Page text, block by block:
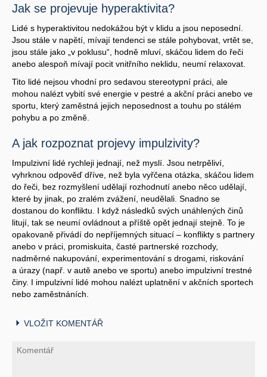
Jak se projevuje hyperaktivita?
Lidé s hyperaktivitou nedokážou být v klidu a jsou neposední.
Jsou stále v napětí, mívají tendenci se stále pohybovat, vrtět se,
jsou stále jako „v poklusu“, hodně mluví, skáčou lidem do řeči
anebo alespoň mívají pocit vnitřního neklidu, neumí relaxovat.
Tito lidé nejsou vhodní pro sedavou stereotypní práci, ale
mohou nalézt vybití své energie v pestré a akční práci anebo ve
sportu, který zaměstná jejich neposednost a touhu po stálém
pohybu a po změně.
A jak rozpoznat projevy impulzivity?
Impulzivní lidé rychleji jednají, než myslí. Jsou netrpěliví,
vyhrknou odpověď dříve, než byla vyřčena otázka, skáčou lidem
do řeči, bez rozmyšlení udělají rozhodnutí anebo něco udělají,
které by jinak, po zralém zvážení, neudělali. Snadno se
dostanou do konfliktu. I když následků svých unáhlených činů
litují, tak se neumí ovládnout a příště opět jednají stejně. To je
opakovaně přivádí do nepříjemných situací – konflikty s partnery
anebo v práci, promiskuita, časté partnerské rozchody,
nadměrné nakupování, experimentování s drogami, riskování
a úrazy (např. v autě anebo ve sportu) anebo impulzivní trestné
činy. I impulzivní lidé mohou nalézt uplatnění v akčních sportech
nebo zaměstnáních.
VLOŽIT KOMENTÁŘ